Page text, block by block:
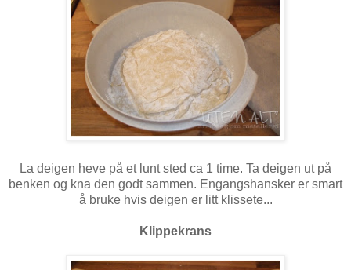
La deigen heve på et lunt sted ca 1 time. Ta deigen ut på
benken og kna den godt sammen. Engangshansker er smart
å bruke hvis deigen er litt klissete...
Klippekrans